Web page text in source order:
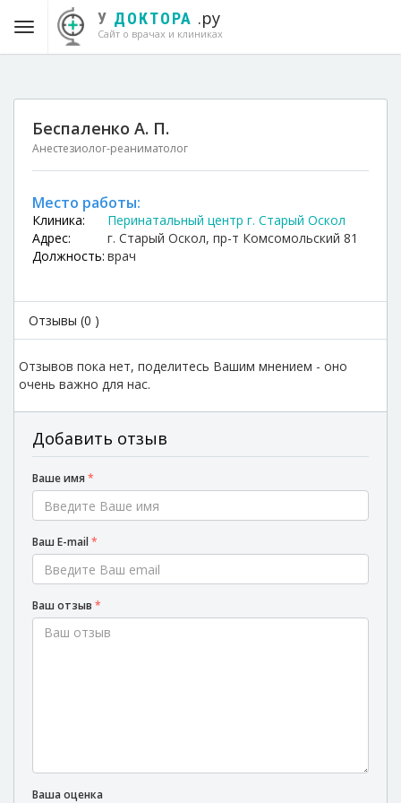
У ДОКТОРА .ру
Сайт о врачах и клиниках
Беспаленко А. П.
Анестезиолог-реаниматолог
Место работы:
Клиника:
Перинатальный центр г. Старый Оскол
Адрес:
г. Старый Оскол, пр-т Комсомольский 81
Должность: врач
Отзывы (0 )
Отзывов пока нет, поделитесь Вашим мнением - оно
очень важно для нас.
Добавить отзыв
Ваше имя *
Ваш E-mail*
Ваш отзыв *
Ваша оценка